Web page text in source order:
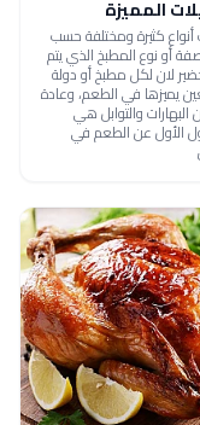
المميزة
أنواع كثيرة ومختلفة حسب
أو نوع المطبخ الذي يتم
لان لكل مطبخ أو دولة
يميزها في الطعم، وعادة
البهارات والتوابل هي
الأول عن الطعم في